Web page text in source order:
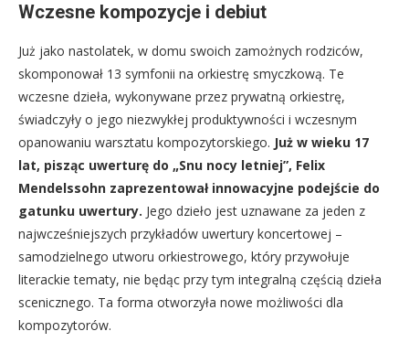
Wczesne kompozycje i debiut
Już jako nastolatek, w domu swoich zamożnych rodziców,
skomponował 13 symfonii na orkiestrę smyczkową. Te
wczesne dzieła, wykonywane przez prywatną orkiestrę,
świadczyły o jego niezwykłej produktywności i wczesnym
opanowaniu warsztatu kompozytorskiego. Już w wieku 17
lat, pisząc uwerturę do „Snu nocy letniej”, Felix
Mendelssohn zaprezentował innowacyjne podejście do
gatunku uwertury. Jego dzieło jest uznawane za jeden z
najwcześniejszych przykładów uwertury koncertowej –
samodzielnego utworu orkiestrowego, który przywołuje
literackie tematy, nie będąc przy tym integralną częścią dzieła
scenicznego. Ta forma otworzyła nowe możliwości dla
kompozytorów.